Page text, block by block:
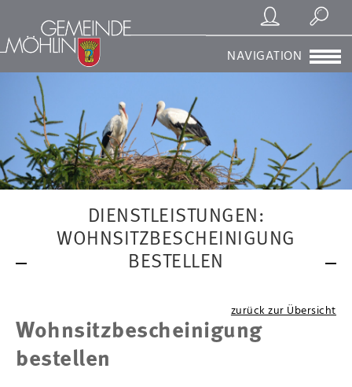
Registrierung/Login
Suchen
NAVIGATION
DIENSTLEISTUNGEN:
WOHNSITZBESCHEINIGUNG
BESTELLEN
zurück zur Übersicht
Wohnsitzbescheinigung
bestellen